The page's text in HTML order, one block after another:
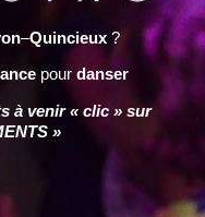
–Quincieux ?
pour danser
à venir « clic » sur
»